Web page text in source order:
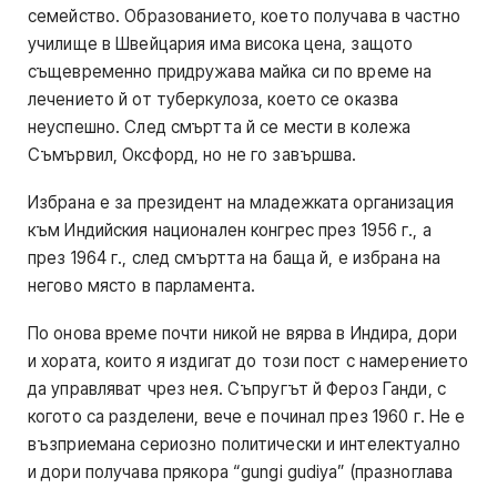
семейство. Образованието, което получава в частно
училище в Швейцария има висока цена, защото
същевременно придружава майка си по време на
лечението й от туберкулоза, което се оказва
неуспешно. След смъртта й се мести в колежа
Съмървил, Оксфорд, но не го завършва.
Избрана е за президент на младежката организация
към Индийския национален конгрес през 1956 г., а
през 1964 г., след смъртта на баща й, е избрана на
негово място в парламента.
По онова време почти никой не вярва в Индира, дори
и хората, които я издигат до този пост с намерението
да управляват чрез нея. Съпругът й Фероз Ганди, с
когото са разделени, вече е починал през 1960 г. Не е
възприемана сериозно политически и интелектуално
и дори получава прякора “gungi gudiya” (празноглава